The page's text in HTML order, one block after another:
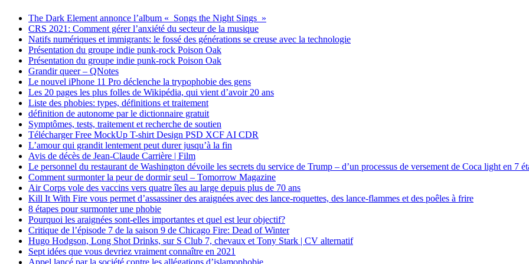
The Dark Element annonce l’album « Songs the Night Sings »
CRS 2021: Comment gérer l’anxiété du secteur de la musique
Natifs numériques et immigrants: le fossé des générations se creuse avec la technologie
Présentation du groupe indie punk-rock Poison Oak
Présentation du groupe indie punk-rock Poison Oak
Grandir queer – QNotes
Le nouvel iPhone 11 Pro déclenche la trypophobie des gens
Les 20 pages les plus folles de Wikipédia, qui vient d’avoir 20 ans
Liste des phobies: types, définitions et traitement
définition de autonome par le dictionnaire gratuit
Symptômes, tests, traitement et recherche de soutien
Télécharger Free MockUp T-shirt Design PSD XCF AI CDR
L’amour qui grandit lentement peut durer jusqu’à la fin
Avis de décès de Jean-Claude Carrière | Film
Le personnel du restaurant de Washington dévoile les secrets du service de Trump – d’un processus de versement de Coca light en 7
Comment surmonter la peur de dormir seul – Tomorrow Magazine
Air Corps vole des vaccins vers quatre îles au large depuis plus de 70 ans
Kill It With Fire vous permet d’assassiner des araignées avec des lance-roquettes, des lance-flammes et des poêles à frire
8 étapes pour surmonter une phobie
Pourquoi les araignées sont-elles importantes et quel est leur objectif?
Critique de l’épisode 7 de la saison 9 de Chicago Fire: Dead of Winter
Hugo Hodgson, Long Shot Drinks, sur S Club 7, chevaux et Tony Stark | CV alternatif
Sept idées que vous devriez vraiment connaître en 2021